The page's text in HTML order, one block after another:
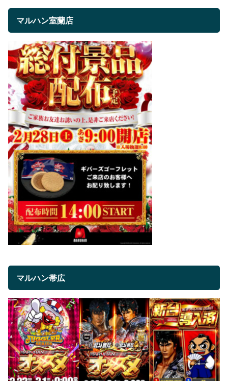
マルハン室蘭店
マルハン帯広